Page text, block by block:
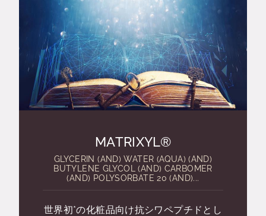
MATRIXYL®
GLYCERIN (AND) WATER (AQUA) (AND)
BUTYLENE GLYCOL (AND) CARBOMER
(AND) POLYSORBATE 20 (AND)...
世界初*の化粧品向け抗シワペプチドとし